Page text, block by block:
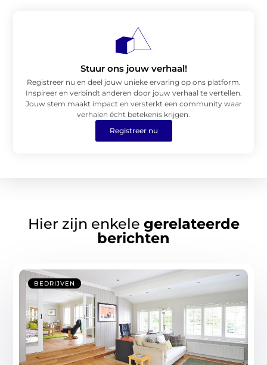
Stuur ons jouw verhaal!
Registreer nu en deel jouw unieke ervaring op ons platform.
Inspireer en verbindt anderen door jouw verhaal te vertellen.
Jouw stem maakt impact en versterkt een community waar
verhalen écht betekenis krijgen.
Registreer nu
Hier zijn enkele gerelateerde
berichten
BEDRIJVEN